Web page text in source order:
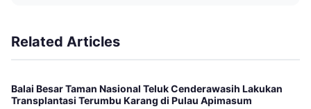
Related Articles
Balai Besar Taman Nasional Teluk Cenderawasih Lakukan
Transplantasi Terumbu Karang di Pulau Apimasum